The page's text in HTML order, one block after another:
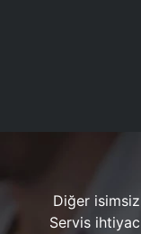
Diğer
Servis